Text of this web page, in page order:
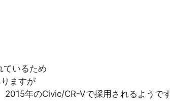
いるため
ますが
年のCivic/CR-Vで採用されるようです